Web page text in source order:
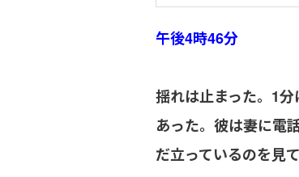
午後4時46分
揺れは止まった。1
あった。彼は妻に電
だ立っているのを見